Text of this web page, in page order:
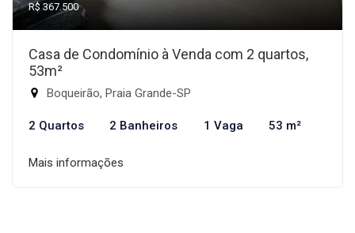
R$ 367.500
Casa de Condomínio à Venda com 2 quartos,
53m²
Boqueirão, Praia Grande-SP
2 Quartos 2 Banheiros 1 Vaga 53 m²
Mais informações